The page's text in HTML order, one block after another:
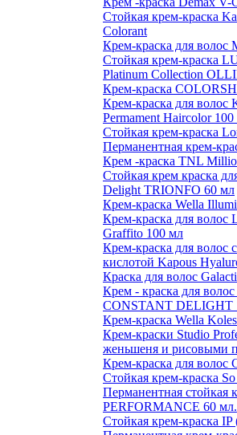
Стойкая крем-краска
Colorant
Крем-краска для волос
Стойкая крем-краска
Platinum Collection
Крем-краска
Крем-краска для волос
Permament Haircolor
Стойкая крем-краска
Перманентная крем-
Крем -краска TNL
Стойкая крем краска
Delight TRIONFO 60 мл
Крем-краска Wella
Крем-краска для волос
Graffito 100 мл
Крем-краска для волос
кислотой Kapous
Краска для волос
Крем - краска для
CONSTANT
Крем-краска Wella
Крем-краски Studio
женьшеня и рисовыми
Крем-краска для
Стойкая крем-краска
Перманентная стойкая
PERFORMANCE 60 мл.
Стойкая крем-краска